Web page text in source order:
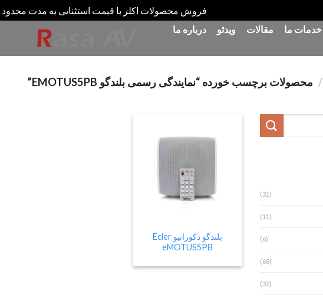
فروش محصولات اکلر با قیمت استثنایی به مدت محدود
خدمات ما مقالات ویدئو
درباره ما
/ محصولات برچسب خورده “نمایندگی رسمی بلندگو EMOTUS5PB”
(31)
(11)
(6)
(68)
(32)
بلندگو دکوراتیو Ecler
eMOTUS5PB